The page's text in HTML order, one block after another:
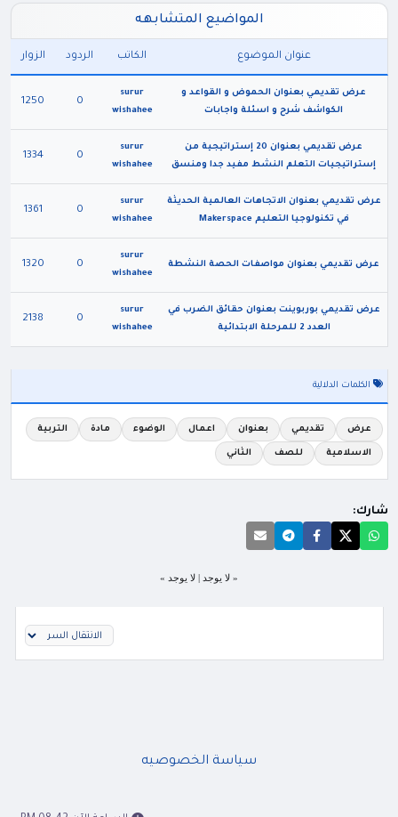
المواضيع المتشابهه
عنوان الموضوع الكاتب الردود الزوار
عرض تقديمي بعنوان الحموض و القواعد و
الكواشف شرح و اسئلة واجابات
surur
wishahee
0
1250
عرض تقديمي بعنوان 20 إستراتيجية من
إستراتيجيات التعلم النشط مفيد جدا ومنسق
surur
wishahee
0
1334
عرض تقديمي بعنوان الاتجاهات العالمية الحديثة
في تكنولوجيا التعليم Makerspace
surur
wishahee
0
1361
عرض تقديمي بعنوان مواصفات الحصة النشطة
surur
wishahee
0
1320
عرض تقديمي بوربوينت بعنوان حقائق الضرب في
العدد 2 للمرحلة الابتدائية
surur
wishahee
0
2138
الكلمات الدلالية
عرض تقديمي بعنوان اعمال الوضوء مادة التربية
الاسلامية للصف الثاني
شارك:
« لا يوجد | لا يوجد »
سياسة الخصوصيه